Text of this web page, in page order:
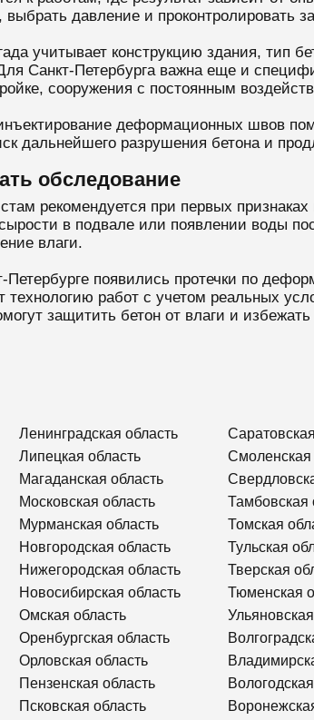
выбрать давление и проконтролировать
учитывает конструкцию здания, тип
Санкт-Петербурга важна еще и
сооружения с постоянным
деформационных швов
дальнейшего разрушения бетона и
обследование
рекомендуется при первых
в подвале или появлении воды
влаги.
Петербурге появились протечки по
работ с учетом реальных
защитить бетон от влаги и
Ленинградская область
Липецкая область
Магаданская область
Московская область
Мурманская область
Новгородская область
Нижегородская область
Новосибирская область
Омская область
Оренбургская область
Орловская область
Пензенская область
Псковская область
Смоленская
Тамбовская
Томская
Тульская
Тверская
Тюменская